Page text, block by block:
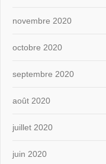
novembre 2020
octobre 2020
septembre 2020
août 2020
juillet 2020
juin 2020